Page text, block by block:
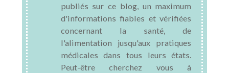
publiés sur ce blog, un maximum
d'informations fiables et vérifiées
concernant la santé, de
l'alimentation jusqu'aux pratiques
médicales dans tous leurs états.
Peut-être cherchez vous à